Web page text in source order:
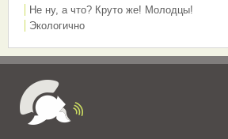
Не ну, а что? Круто же! Молодцы!
Экологично